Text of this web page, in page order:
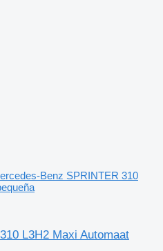
Benz SPRINTER 310
L3H2 Maxi Automaat